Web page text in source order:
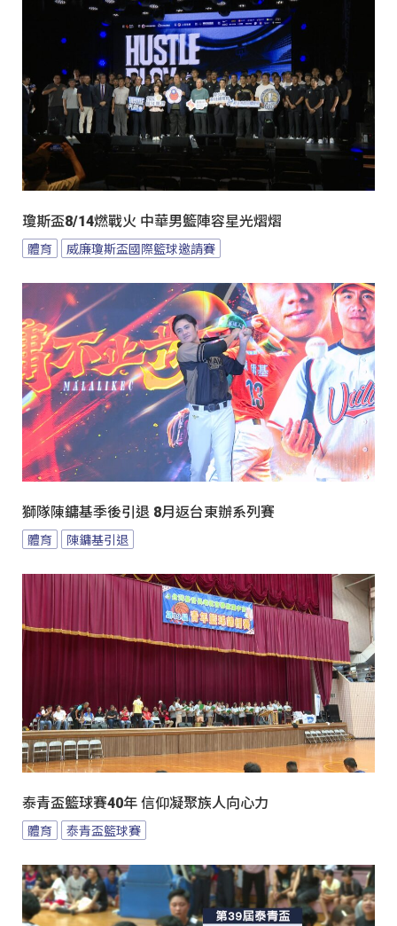
瓊斯盃8/14燃戰火 中華男籃陣容星光熠熠
體育 威廉瓊斯盃國際籃球邀請賽
獅隊陳鏞基季後引退 8月返台東辦系列賽
體育 陳鏞基引退
泰青盃籃球賽40年 信仰凝聚族人向心力
體育 泰青盃籃球賽